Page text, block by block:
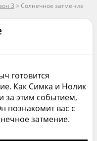
3 > Солнечное затмение
готовится
Как Симка и Нолик
за этим событием,
познакомит вас с
затмение.